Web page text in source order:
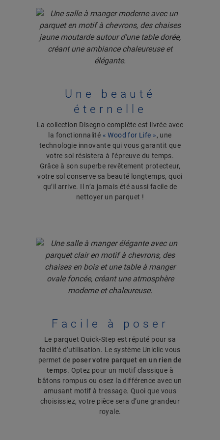
Une beauté
éternelle
La collection Disegno complète est livrée avec
la fonctionnalité « Wood for Life », une
technologie innovante qui vous garantit que
votre sol résistera à l’épreuve du temps.
Grâce à son superbe revêtement protecteur,
votre sol conserve sa beauté longtemps, quoi
qu’il arrive. Il n’a jamais été aussi facile de
nettoyer un parquet !
Facile à poser
Le parquet Quick-Step est réputé pour sa
facilité d’utilisation. Le système Uniclic vous
permet de poser votre parquet en un rien de
temps. Optez pour un motif classique à
bâtons rompus ou osez la différence avec un
amusant motif à tressage. Quoi que vous
choisissiez, votre pièce sera d’une grandeur
royale.